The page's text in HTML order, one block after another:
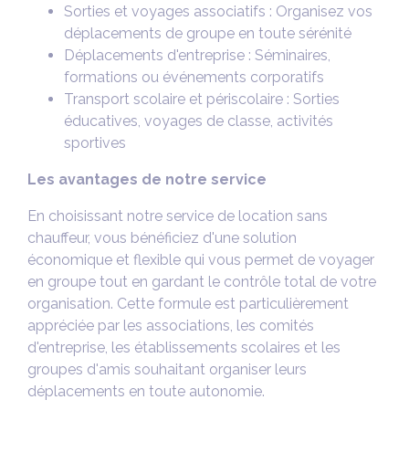
Sorties et voyages associatifs : Organisez vos
déplacements de groupe en toute sérénité
Déplacements d'entreprise : Séminaires,
formations ou événements corporatifs
Transport scolaire et périscolaire : Sorties
éducatives, voyages de classe, activités
sportives
Les avantages de notre service
En choisissant notre service de location sans
chauffeur, vous bénéficiez d'une solution
économique et flexible qui vous permet de voyager
en groupe tout en gardant le contrôle total de votre
organisation. Cette formule est particulièrement
appréciée par les associations, les comités
d'entreprise, les établissements scolaires et les
groupes d'amis souhaitant organiser leurs
déplacements en toute autonomie.